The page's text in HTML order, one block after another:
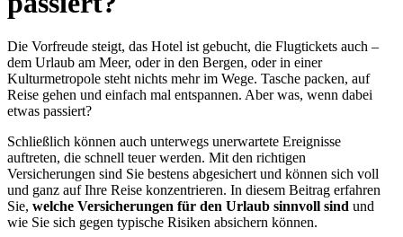
Die Vorfreude steigt, das Hotel ist gebucht, die Flugtickets auch –
dem Urlaub am Meer, oder in den Bergen, oder in einer
Kulturmetropole steht nichts mehr im Wege. Tasche packen, auf
Reise gehen und einfach mal entspannen. Aber was, wenn dabei
etwas passiert?
Schließlich können auch unterwegs unerwartete Ereignisse
auftreten, die schnell teuer werden. Mit den richtigen
Versicherungen sind Sie bestens abgesichert und können sich voll
und ganz auf Ihre Reise konzentrieren. In diesem Beitrag erfahren
Sie, welche Versicherungen für den Urlaub sinnvoll sind und
wie Sie sich gegen typische Risiken absichern können.